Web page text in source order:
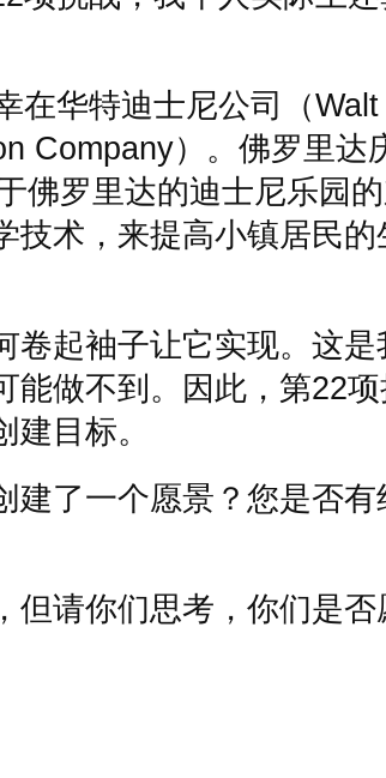
在华特迪士尼公司（
Company）。佛罗里达
佛罗里达的迪士尼乐园
术，来提高小镇居民
起袖子让它实现。这
能做不到。因此，第22
目标。
了一个愿景？您是否
请你们思考，你们是